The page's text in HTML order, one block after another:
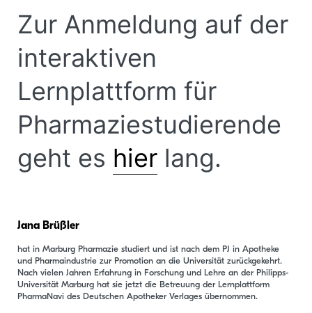
Zur Anmeldung auf der
interaktiven
Lernplattform für
Pharmaziestudierende
geht es hierlang.
Jana Brüßler
hat in Marburg Pharmazie studiert und ist nach dem PJ in Apotheke
und Pharmaindustrie zur Promotion an die Universität zurückgekehrt.
Nach vielen Jahren Erfahrung in Forschung und Lehre an der Philipps-
Universität Marburg hat sie jetzt die Betreuung der Lernplattform
PharmaNavi des Deutschen Apotheker Verlages übernommen.